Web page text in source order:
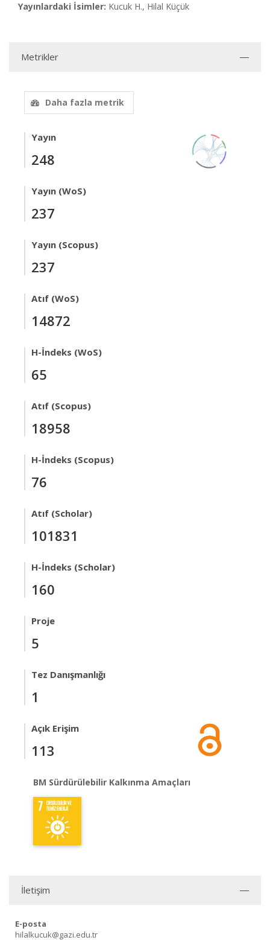
Yayınlardaki İsimler: Kucuk H., Hilal Küçük
Metrikler
Daha fazla metrik
Yayın
248
Yayın (WoS)
237
Yayın (Scopus)
237
Atıf (WoS)
14872
H-İndeks (WoS)
65
Atıf (Scopus)
18958
H-İndeks (Scopus)
76
Atıf (Scholar)
101831
H-İndeks (Scholar)
160
Proje
5
Tez Danışmanlığı
1
Açık Erişim
113
BM Sürdürülebilir Kalkınma Amaçları
İletişim
E-posta
hilalkucuk@gazi.edu.tr